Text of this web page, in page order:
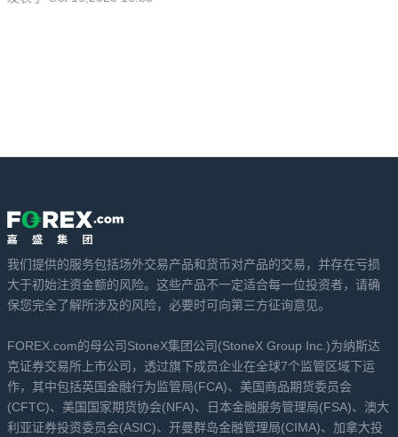
我们提供的服务包括场外交易产品和货币对产品的交易，并存在亏损
大于初始注资金额的风险。这些产品不一定适合每一位投资者，请确
保您完全了解所涉及的风险，必要时可向第三方征询意见。
FOREX.com的母公司StoneX集团公司(StoneX Group Inc.)为纳斯达
克证券交易所上市公司，透过旗下成员企业在全球7个监管区域下运
作，其中包括英国金融行为监管局(FCA)、美国商品期货委员会
(CFTC)、美国国家期货协会(NFA)、日本金融服务管理局(FSA)、澳大
利亚证券投资委员会(ASIC)、开曼群岛金融管理局(CIMA)、加拿大投